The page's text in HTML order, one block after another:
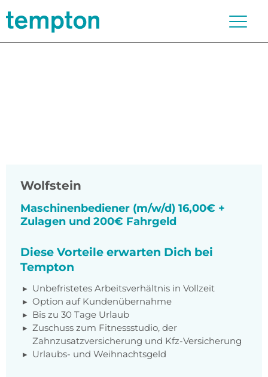
Wolfstein
Maschinenbediener (m/w/d) 16,00€ +
Zulagen und 200€ Fahrgeld
Diese Vorteile erwarten Dich bei
Tempton
Unbefristetes Arbeitsverhältnis in Vollzeit
Option auf Kundenübernahme
Bis zu 30 Tage Urlaub
Zuschuss zum Fitnessstudio, der
Zahnzusatzversicherung und Kfz-Versicherung
Urlaubs- und Weihnachtsgeld